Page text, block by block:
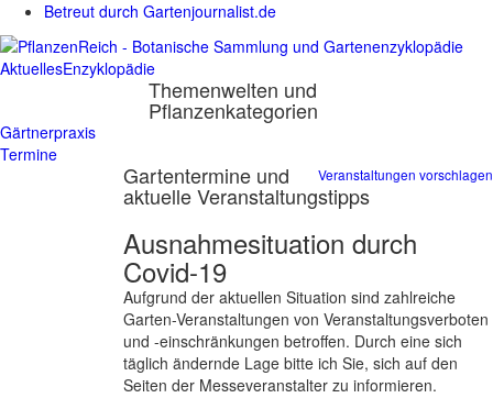
Betreut durch Gartenjournalist.de
AktuellesEnzyklopädie
Themenwelten und
Pflanzenkategorien
Gärtnerpraxis
Termine
Veranstaltungen vorschlagen
Gartentermine und
aktuelle Veranstaltungstipps
Ausnahmesituation durch
Covid-19
Aufgrund der aktuellen Situation sind zahlreiche
Garten-Veranstaltungen von Veranstaltungsverboten
und -einschränkungen betroffen. Durch eine sich
täglich ändernde Lage bitte ich Sie, sich auf den
Seiten der Messeveranstalter zu informieren.